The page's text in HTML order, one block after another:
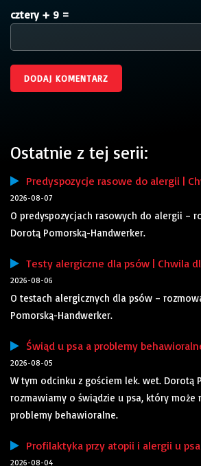
cztery + 9 =
Ostatnie z tej serii:
Predyspozycje rasowe do alergii |
2026-08-07
O predyspozycjach rasowych do alergii –
Dorotą Pomorską-Handwerker.
Testy alergiczne dla psów | Chwila
2026-08-06
O testach alergicznych dla psów –
Pomorską-Handwerker.
Świąd u psa a problemy
2026-08-05
W tym odcinku z gościem lek. wet. Dorotą
rozmawiamy o świądzie u psa, który może
problemy behawioralne.
Profilaktyka przy atopii i alergii u
2026-08-04